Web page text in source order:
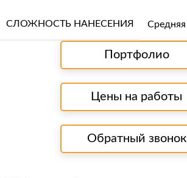
СЛОЖНОСТЬ НАНЕСЕНИЯ Средняя
Портфолио
Цены на работы
Обратный звонок